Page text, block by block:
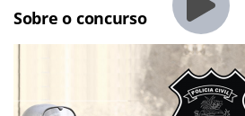
Sobre o concurso